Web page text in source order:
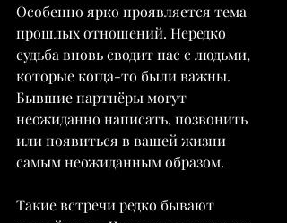
Особенно ярко проявляется тема
прошлых отношений. Нередко
судьба вновь сводит нас с людьми,
которые когда-то были важны.
Бывшие партнёры могут
неожиданно написать, позвонить
или появиться в вашей жизни
самым неожиданным образом.
Такие встречи редко бывают